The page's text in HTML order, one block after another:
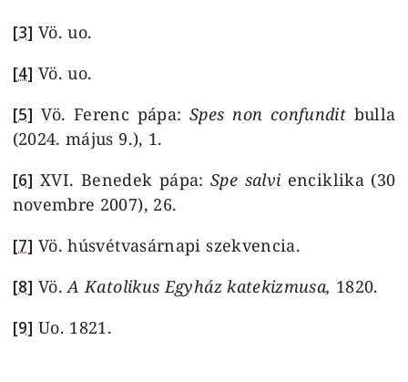
[3] Vö. uo.
[4] Vö. uo.
[5] Vö. Ferenc pápa:Spes non confundit bulla
(2024. május 9.), 1.
[6] XVI. Benedek pápa:Spe salvi enciklika (30
novembre 2007), 26.
[7] Vö. húsvétvasárnapi szekvencia.
[8] Vö.A Katolikus Egyház katekizmusa, 1820.
[9] Uo. 1821.